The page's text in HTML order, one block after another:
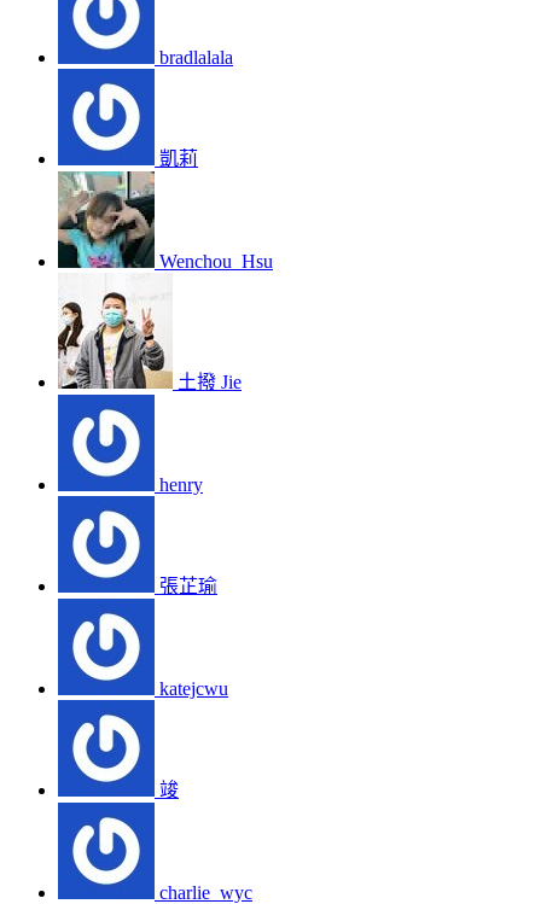
bradlalala
凱莉
Wenchou_Hsu
土撥 Jie
henry
張芷瑜
katejcwu
竣
charlie_wyc